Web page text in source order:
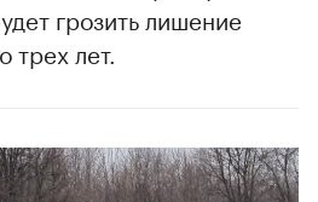
грозить лишение
лет.